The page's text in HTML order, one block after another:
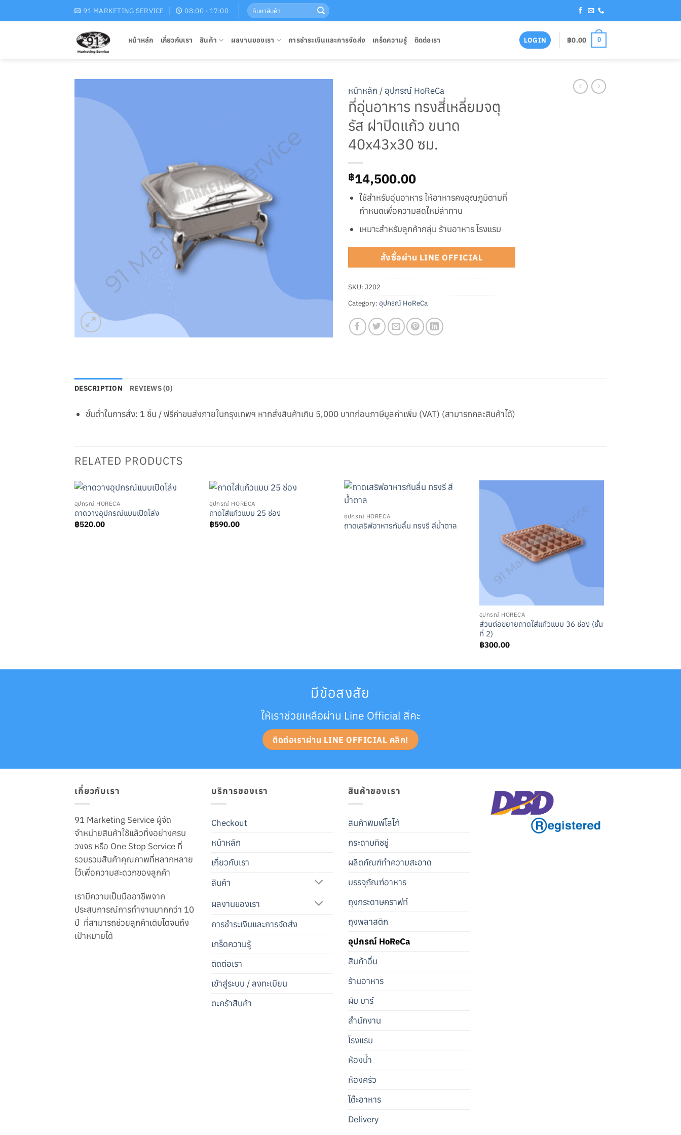
to
91 MARKETING SERVICE 08:00 - 17:00
Search
for:
หน้าหลัก เกี่ยวกับเรา สินค้า ผลงานของเรา การชำระเงินและการจัดส่ง เกร็ดความรู้ ติดต่อเรา LOGIN ฿0.00 0
หน้าหลัก /อุปกรณ์ HoReCa
ที่อุ่นอาหาร ทรงสี่เหลี่ยมจตุ
รัส ฝาปิดแก้ว ขนาด
40x43x30 ซม.
฿14,500.00
ใช้สำหรับอุ่นอาหาร ให้อาหารคงอุณภูมิตามที่
กำหนดเพื่อความสดใหม่ล่าทาน
เหมาะสำหรับลูกค้ากลุ่ม ร้านอาหาร โรงแรม
สั่งซื้อผ่าน LINE OFFICIAL
SKU: J202
Category: อุปกรณ์ HoReCa
DESCRIPTION REVIEWS (0)
ขั้นต่ำในการสั่ง: 1 ชิ้น / ฟรีค่าขนส่งภายในกรุงเทพฯ หากสั่งสินค้าเกิน 5,000 บาทก่อนภาษีมูลค่าเพิ่ม (VAT) (สามารถคละสินค้าได้)
RELATED PRODUCTS
อุปกรณ์ HORECA
ถาดวางอุปกรณ์แบบเปิดโล่ง
฿520.00
อุปกรณ์ HORECA
ถาดใส่แก้วแบบ 25 ช่อง
฿590.00
อุปกรณ์ HORECA
ถาดเสริฟอาหารกันลื่น ทรงรี สีน้ำตาล
อุปกรณ์ HORECA
ส่วนต่อขยายถาดใส่แก้วแบบ 36 ช่อง (ชั้น
ที่ 2)
฿300.00
มีข้อสงสัย
ให้เราช่วยเหลือผ่าน Line Official สิ่คะ
ติดต่อเราผ่าน LINE OFFICIAL คลิก!
เกี่ยวกับเรา
91 Marketing Service ผู้จัด
จำหน่ายสินค้าใช้แล้วทิ้งอย่างครบ
วงจร หรือ One Stop Service ที่
รวบรวมสินค้าคุณภาพที่หลากหลาย
ไว้เพื่อความสะดวกของลูกค้า
เรามีความเป็นมืออาชีพจาก
ประสบการณ์การทำงานมากกว่า 10
ปี ที่สามารถช่วยลูกค้าเติบโตจนถึง
เป้าหมายได้
บริการของเรา
Checkout
หน้าหลัก
เกี่ยวกับเรา
สินค้า
ผลงานของเรา
การชำระเงินและการจัดส่ง
เกร็ดความรู้
ติดต่อเรา
เข้าสู่ระบบ / ลงทะเบียน
ตะกร้าสินค้า
สินค้าของเรา
สินค้าพิมพ์โลโก้
กระดาษทิชชู่
ผลิตภัณฑ์ทำความสะอาด
บรรจุภัณฑ์อาหาร
ถุงกระดาษคราฟท์
ถุงพลาสติก
อุปกรณ์ HoReCa
สินค้าอื่น
ร้านอาหาร
ผับ บาร์
สำนักงาน
โรงแรม
ห้องน้ำ
ห้องครัว
โต๊ะอาหาร
Delivery